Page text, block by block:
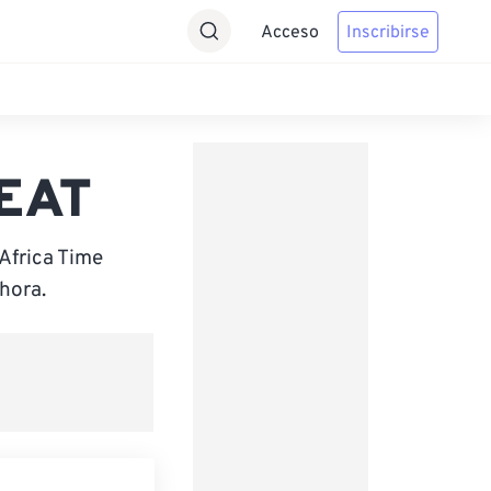
Acceso Inscribirse
Time